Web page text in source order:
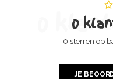
0
0
0 sterren op
JE